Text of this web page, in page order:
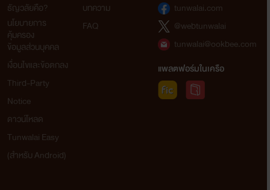
ธัญวลัยคือ?
นโยบายการ
คุ้มครอง
ข้อมูลส่วนบุคคล
เงื่อนไขและข้อตกลง
Third-Party
Notice
ดาวน์โหลด
Tunwalai Easy
(สำหรับ Android)
บทความ
FAQ
tunwalai.com
@webtunwalai
tunwalai@ookbee.com
แพลตฟอร์มในเครือ